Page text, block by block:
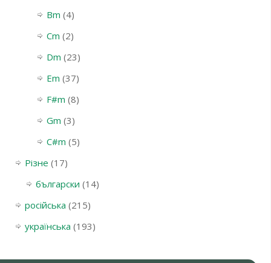
Bm (4)
Cm (2)
Dm (23)
Em (37)
F#m (8)
Gm (3)
С#m (5)
Різне (17)
български (14)
російська (215)
українська (193)